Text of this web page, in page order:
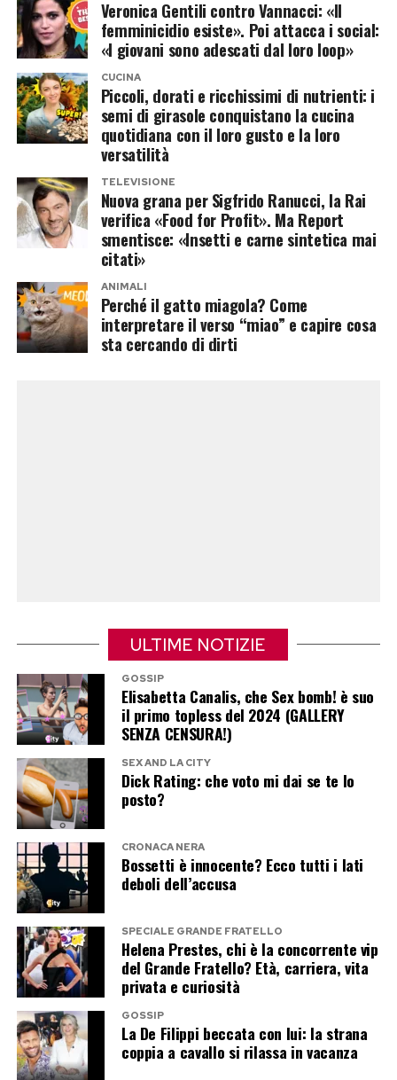
stagionalità degli ingredienti e su
un’alimentazione più consapevole.
Tirmagno la vita a casa e la cena
per i genitori
Nonostante il grande successo, Martino vive
ancora con i suoi genitori. Ma in cambio, cucina
per loro ogni giorno, riempiendoli di focacce e
ceci al curry, due piatti che riscuotono sempre
grande successo in famiglia. Social a parte ora
ha pubblicato per
cucina stagionale ”, dimostrando come la
passione, unita alla dedizione, può trasformarsi
Veronica Gentili contro Vannacci: «Il
femminicidio esiste». Poi attacca i social:
«I giovani sono adescati dal loro loop»
CUCINA
Piccoli, dorati e ricchissimi di nutrienti: i
semi di girasole conquistano la cucina
quotidiana con il loro gusto e la loro
versatilità
TELEVISIONE
Nuova grana per Sigfrido Ranucci, la Rai
verifica «Food for Profit». Ma Report
smentisce: «Insetti e carne sintetica mai
citati»
ANIMALI
Perché il gatto miagola? Come
interpretare il verso “miao” e capire cosa
sta cercando di dirti
ULTIME NOTIZIE
GOSSIP
Elisabetta Canalis, che Sex bomb! è suo
il primo topless del 2024 (GALLERY
SENZA CENSURA!)
SEX AND LA CITY
Dick Rating: che voto mi dai se te lo
posto?
CRONACA NERA
Bossetti è innocente? Ecco tutti i lati
deboli dell’accusa
SPECIALE GRANDE FRATELLO
Helena Prestes, chi è la concorrente vip
del Grande Fratello? Età, carriera, vita
privata e curiosità
GOSSIP
La De Filippi beccata con lui: la strana
coppia a cavallo si rilassa in vacanza